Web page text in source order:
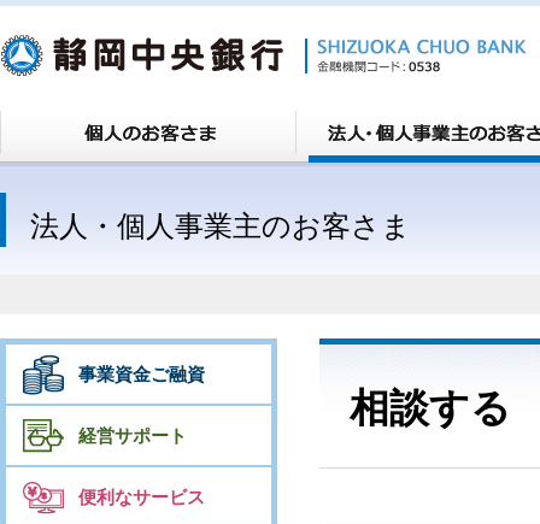
法人・個人事業主のお客さま
相談する
事業資金ご融資
経営サポート
便利なサービス